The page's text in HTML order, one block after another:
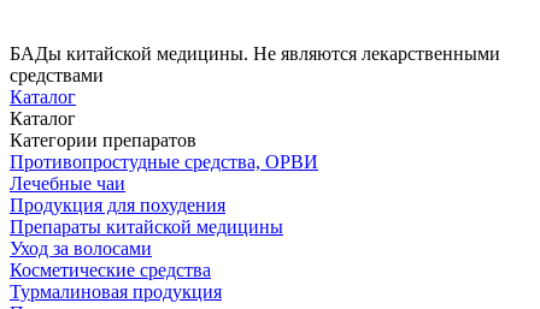
БАДы китайской медицины. Не являются лекарственными
средствами
Каталог
Каталог
Категории препаратов
Противопростудные средства, ОРВИ
Лечебные чаи
Продукция для похудения
Препараты китайской медицины
Уход за волосами
Косметические средства
Турмалиновая продукция